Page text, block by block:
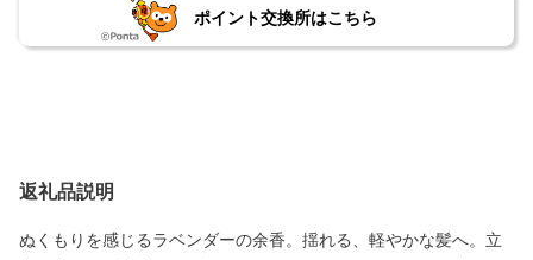
ポイント交換所はこちら
返礼品説明
ぬくもりを感じるラベンダーの余香。揺れる、軽やかな髪へ。立